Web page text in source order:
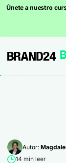
Únete a nuestro
Autor:
14 min leer